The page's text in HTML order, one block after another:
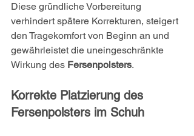
Diese gründliche Vorbereitung
verhindert spätere Korrekturen, steigert
den Tragekomfort von Beginn an und
gewährleistet die uneingeschränkte
Wirkung des Fersenpolsters.
Korrekte Platzierung des
Fersenpolsters im Schuh